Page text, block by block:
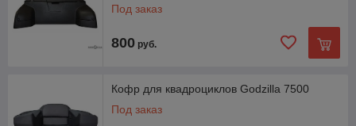
Под заказ
800 руб.
Кофр для квадроциклов Godzilla 7500
Под заказ